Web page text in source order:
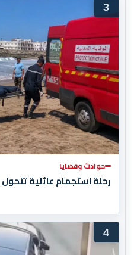
3
حوادث وقضايا
رحلة استجمام عائلية
4